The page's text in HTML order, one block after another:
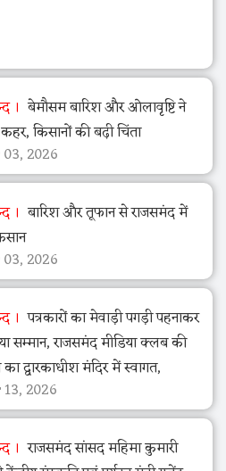
बेमौसम बारिश और ओलावृष्टि ने
कहर, किसानों की बढ़ी चिंता
2026
बारिश और तूफान से राजसमंद में
2026
पत्रकारों का मेवाड़ी पगड़ी पहनाकर
सम्मान, राजसमंद मीडिया क्लब की
द्वारकाधीश मंदिर में स्वागत,
2026
राजसमंद सांसद महिमा कुमारी